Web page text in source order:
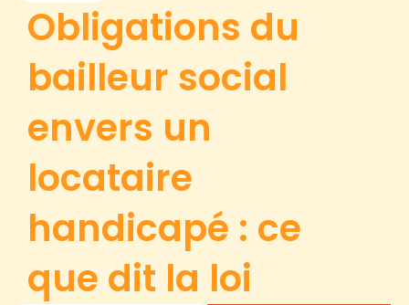
Obligations du
bailleur social
envers un
locataire
handicapé : ce
que dit la loi